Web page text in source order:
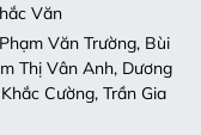
Văn
Văn Trường, Bùi
Thị Vân Anh, Dương
Cường, Trần Gia